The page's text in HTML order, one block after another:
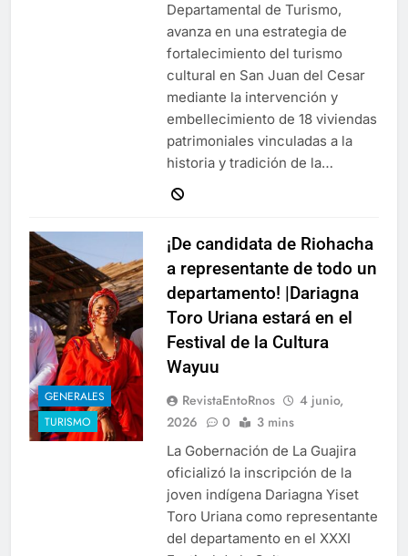
Departamental de Turismo,
avanza en una estrategia de
fortalecimiento del turismo
cultural en San Juan del Cesar
mediante la intervención y
embellecimiento de 18 viviendas
patrimoniales vinculadas a la
historia y tradición de la…
GENERALES
TURISMO
¡De candidata de Riohacha
a representante de todo un
departamento! |Dariagna
Toro Uriana estará en el
Festival de la Cultura
Wayuu
RevistaEntoRnos
4 junio,
2026
0 3 mins
La Gobernación de La Guajira
oficializó la inscripción de la
joven indígena Dariagna Yiset
Toro Uriana como representante
del departamento en el XXXI